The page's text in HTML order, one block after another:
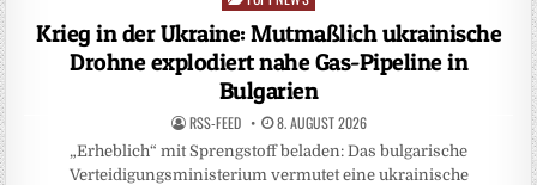
Krieg in der Ukraine: Mutmaßlich ukrainische
Drohne explodiert nahe Gas-Pipeline in
Bulgarien
RSS-FEED 8. AUGUST 2026
„Erheblich“ mit Sprengstoff beladen: Das bulgarische
Verteidigungsministerium vermutet eine ukrainische